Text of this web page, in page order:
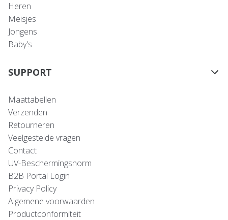
Heren
Meisjes
Jongens
Baby's
SUPPORT
Maattabellen
Verzenden
Retourneren
Veelgestelde vragen
Contact
UV-Beschermingsnorm
B2B Portal Login
Privacy Policy
Algemene voorwaarden
Productconformiteit